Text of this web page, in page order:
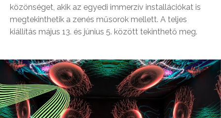
közönséget, akik az egyedi immerzív installációkat is
megtekinthetik a zenés műsorok mellett. A teljes
kiállítás május 13. és június 5. között tekinthető meg.